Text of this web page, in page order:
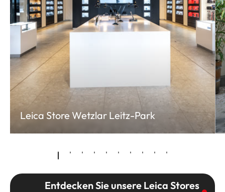
Leica Store Wetzlar Leitz-Park
Entdecken Sie unsere Leica Stores